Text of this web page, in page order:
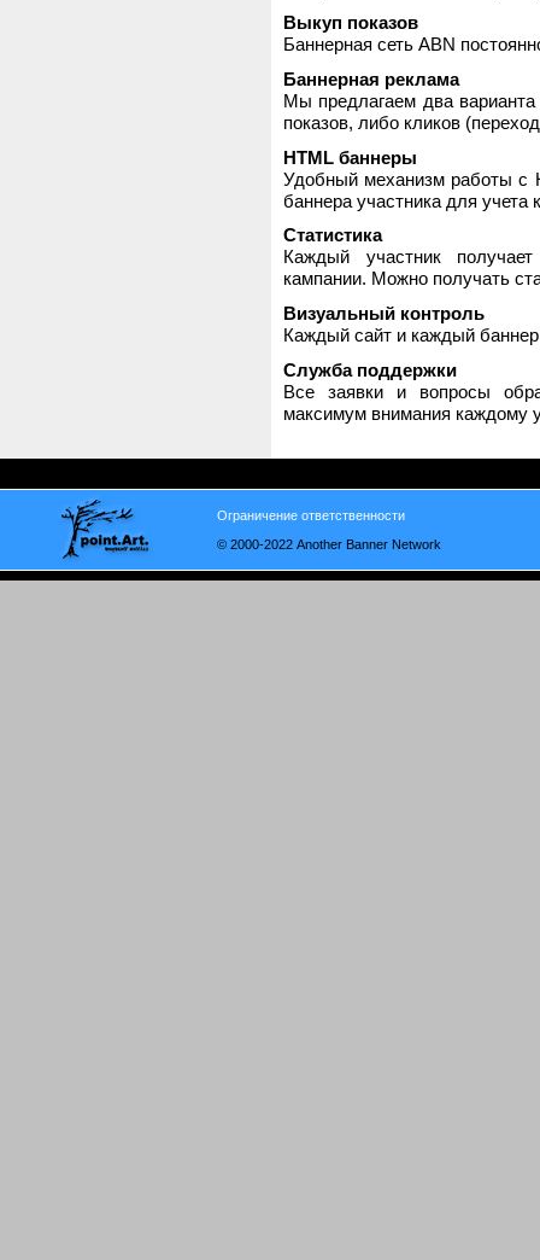
Выкуп показов
Баннерная сеть ABN
Баннерная реклама
Мы предлагаем два
показов, либо кликов
HTML баннеры
Удобный механизм работы с
баннера участника для
Статистика
Каждый участник
кампании. Можно получать
Визуальный контроль
Каждый сайт и каждый
Служба поддержки
Все заявки и вопросы
максимум внимания каждому
Ограничение ответственности
© 2000-2022 Another Banner Network